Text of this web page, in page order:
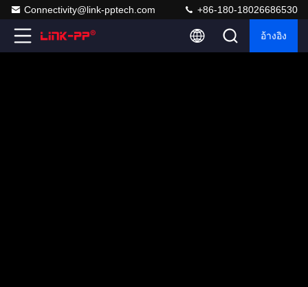
Connectivity@link-pptech.com +86-180-18026686530
อ้างอิง